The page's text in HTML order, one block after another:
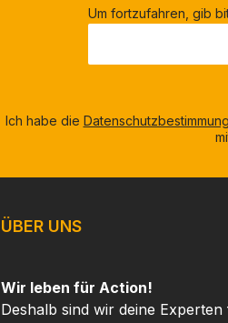
Um fortzufahren, gib
Ich habe die
ÜBER UNS
Wir leben für Action!
Deshalb sind wir deine